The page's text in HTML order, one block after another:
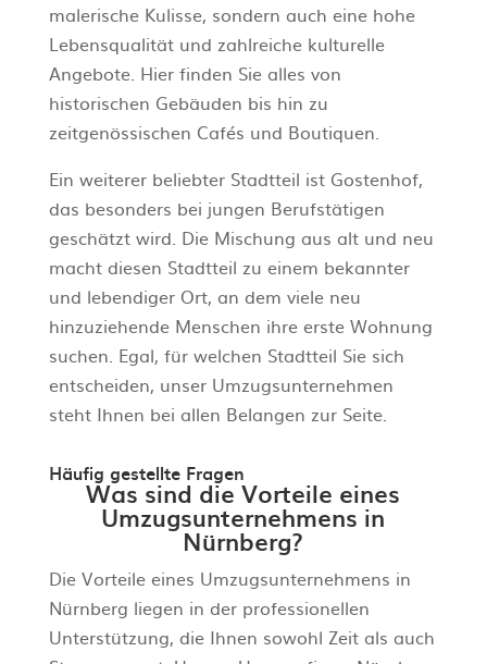
malerische Kulisse, sondern auch eine hohe
Lebensqualität und zahlreiche kulturelle
Angebote. Hier finden Sie alles von
historischen Gebäuden bis hin zu
zeitgenössischen Cafés und Boutiquen.
Ein weiterer beliebter Stadtteil ist Gostenhof,
das besonders bei jungen Berufstätigen
geschätzt wird. Die Mischung aus alt und neu
macht diesen Stadtteil zu einem bekannter
und lebendiger Ort, an dem viele neu
hinzuziehende Menschen ihre erste Wohnung
suchen. Egal, für welchen Stadtteil Sie sich
entscheiden, unser Umzugsunternehmen
steht Ihnen bei allen Belangen zur Seite.
Häufig gestellte Fragen
Was sind die Vorteile eines
Umzugsunternehmens in
Nürnberg?
Die Vorteile eines Umzugsunternehmens in
Nürnberg liegen in der professionellen
Unterstützung, die Ihnen sowohl Zeit als auch